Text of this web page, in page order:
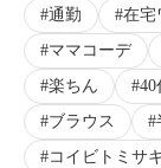
通勤
在宅
ママコーデ
楽ちん
40
ブラウス
コイビトミサ